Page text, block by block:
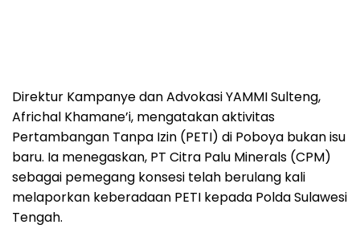
Direktur Kampanye dan Advokasi YAMMI Sulteng,
Africhal Khamane’i, mengatakan aktivitas
Pertambangan Tanpa Izin (PETI) di Poboya bukan isu
baru. Ia menegaskan, PT Citra Palu Minerals (CPM)
sebagai pemegang konsesi telah berulang kali
melaporkan keberadaan PETI kepada Polda Sulawesi
Tengah.